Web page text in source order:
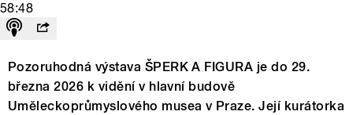
58:48
Pozoruhodná výstava ŠPERK A FIGURA je do 29.
března 2026 k vidění v hlavní budově
Uměleckoprůmyslového musea v Praze. Její kurátorka